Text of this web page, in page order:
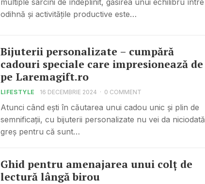
multiple sarcini de îndeplinit, găsirea unui echilibru între
odihnă și activitățile productive este…
Bijuterii personalizate – cumpără
cadouri speciale care impresionează de
pe Laremagift.ro
LIFESTYLE 16 DECEMBRIE 2024 · 0 COMMENT
Atunci când ești în căutarea unui cadou unic și plin de
semnificații, cu bijuterii personalizate nu vei da niciodată
greș pentru că sunt…
Ghid pentru amenajarea unui colț de
lectură lângă birou